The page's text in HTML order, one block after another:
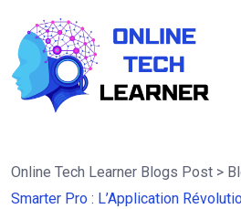
Online Tech Learner Blogs Post >
Smarter Pro : L’Application